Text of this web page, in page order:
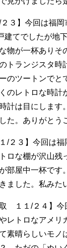
３】今回は福岡
てでしたが地
物が一杯ありそ
トランジスタ時
のツートンでと
のレトロな時計
計は目にします。
た。ありがとう
/２３】今回は
ロな棚が沢山
部屋中一杯で
ました。私みた
１１/２４】今
レトロなアメリ
素晴らしいモノ